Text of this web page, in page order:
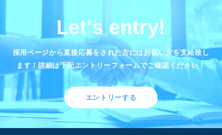
Let's entry!
採用ページから直接応募をされた方にはお祝い金を支給致し
ます！ 詳細は下記エントリーフォームでご確認ください！
エントリーする